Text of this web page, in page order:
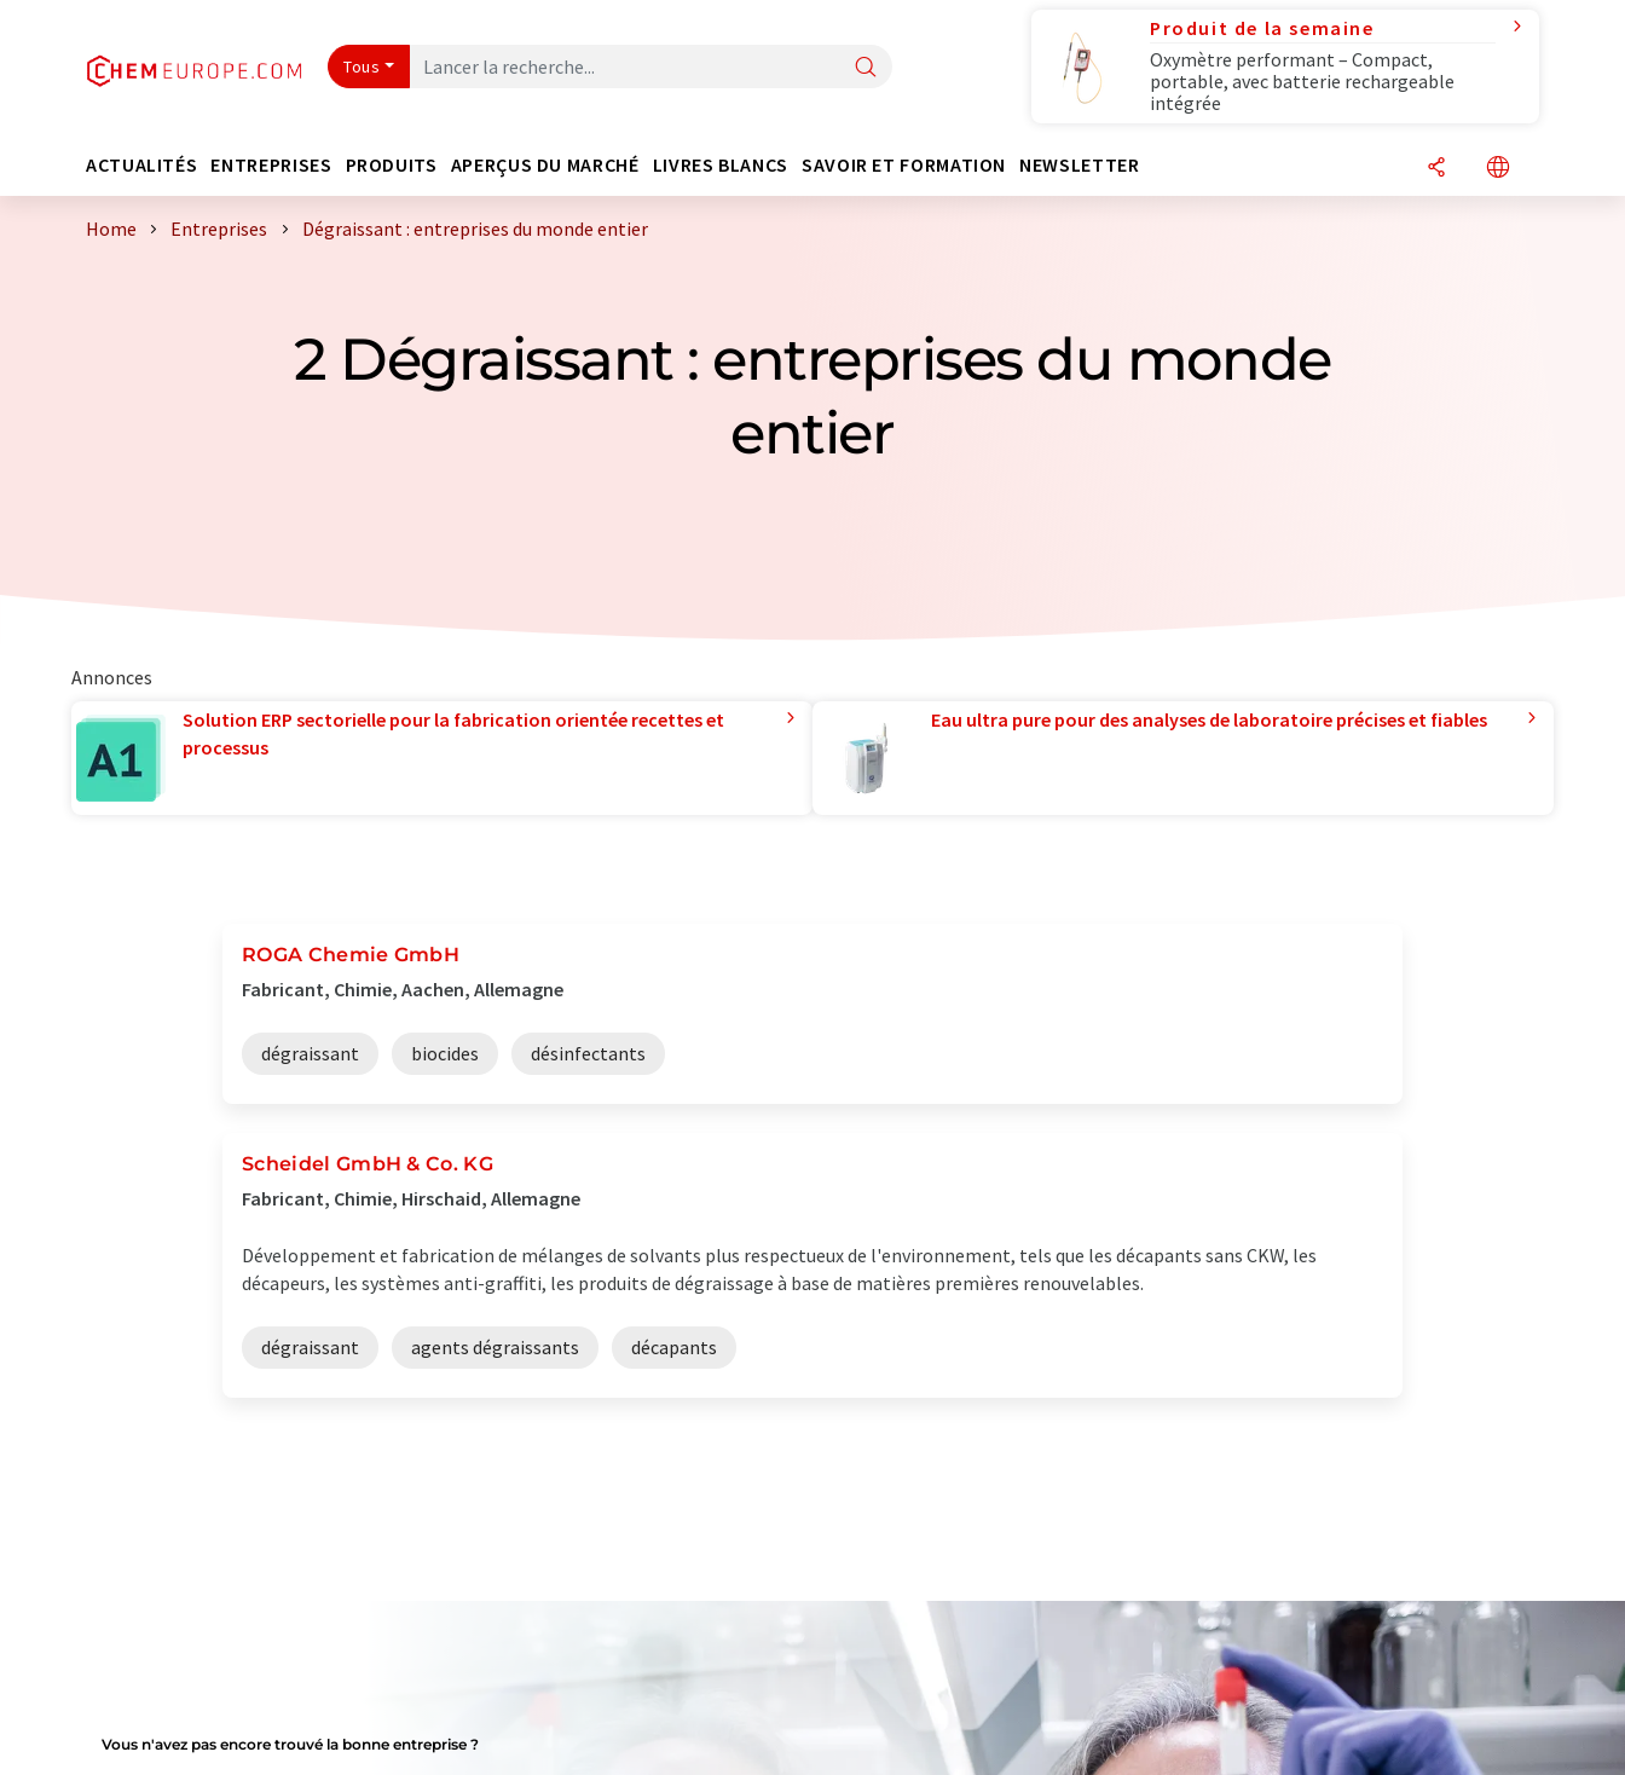
Tous
Produit de la semaine
Oxymètre performant – Compact,
portable, avec batterie rechargeable
intégrée
ACTUALITÉS ENTREPRISES PRODUITS APERÇUS DU MARCHÉ LIVRES BLANCS SAVOIR ET FORMATION NEWSLETTER
Home Entreprises Dégraissant : entreprises du monde entier
2 Dégraissant : entreprises du monde
entier
Annonces
Solution ERP sectorielle pour la fabrication orientée recettes et
processus
Eau ultra pure pour des analyses de laboratoire précises et fiables
ROGA Chemie GmbH
Fabricant, Chimie, Aachen, Allemagne
dégraissant biocides désinfectants
Scheidel GmbH & Co. KG
Fabricant, Chimie, Hirschaid, Allemagne
Développement et fabrication de mélanges de solvants plus respectueux de l'environnement, tels que les décapants sans CKW, les
décapeurs, les systèmes anti-graffiti, les produits de dégraissage à base de matières premières renouvelables.
dégraissant agents dégraissants décapants
Vous n'avez pas encore trouvé la bonne entreprise ?